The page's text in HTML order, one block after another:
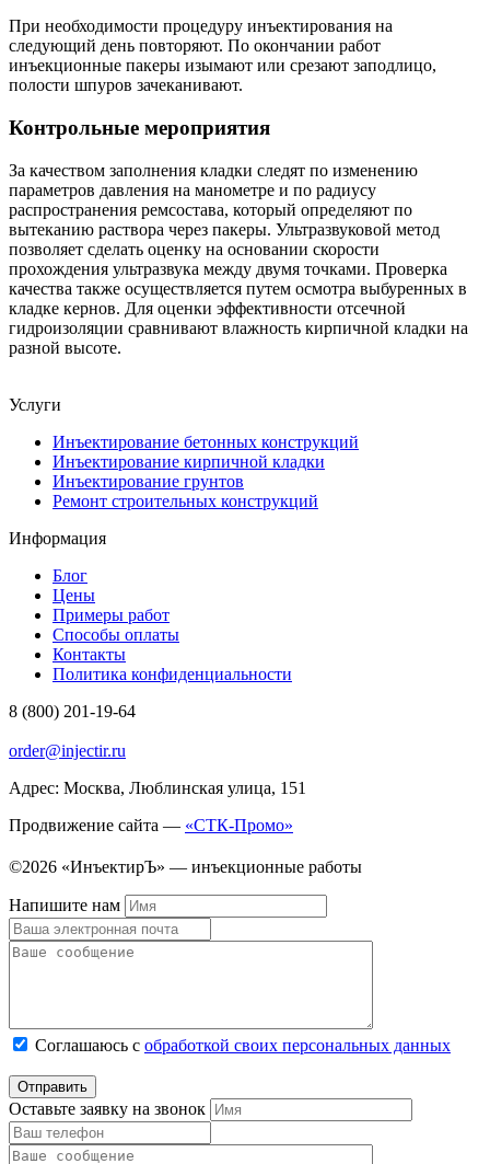
При необходимости процедуру инъектирования на
следующий день повторяют. По окончании работ
инъекционные пакеры изымают или срезают заподлицо,
полости шпуров зачеканивают.
Контрольные мероприятия
За качеством заполнения кладки следят по изменению
параметров давления на манометре и по радиусу
распространения ремсостава, который определяют по
вытеканию раствора через пакеры. Ультразвуковой метод
позволяет сделать оценку на основании скорости
прохождения ультразвука между двумя точками. Проверка
качества также осуществляется путем осмотра выбуренных в
кладке кернов. Для оценки эффективности отсечной
гидроизоляции сравнивают влажность кирпичной кладки на
разной высоте.
Услуги
Инъектирование бетонных конструкций
Инъектирование кирпичной кладки
Инъектирование грунтов
Ремонт строительных конструкций
Информация
Блог
Цены
Примеры работ
Способы оплаты
Контакты
Политика конфиденциальности
8 (800) 201-19-64
order@injectir.ru
Адрес: Москва, Люблинская улица, 151
Продвижение сайта — «СТК-Промо»
©2026 «ИнъектирЪ» — инъекционные работы
Напишите нам
Соглашаюсь с обработкой своих персональных данных
Оставьте заявку на звонок